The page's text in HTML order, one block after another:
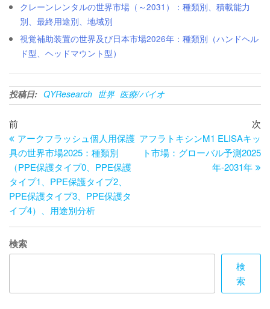
クレーンレンタルの世界市場（～2031）：種類別、積載能力
別、最終用途別、地域別
視覚補助装置の世界及び日本市場2026年：種類別（ハンドヘル
ド型、ヘッドマウント型）
投稿日: QYResearch 世界 医療/バイオ
投
稿
ナ
ビ
ゲ
ー
シ
過
去
の
投
稿
前
アークフラッシュ個人用保護
具の世界市場2025：種類別
（PPE保護タイプ0、PPE保護
タイプ1、PPE保護タイプ2、
PPE保護タイプ3、PPE保護タ
イプ4）、用途別分析
投
次
アフラトキシンM1 ELISAキッ
ト市場：グローバル予測2025
年-2031年
検索
検
索